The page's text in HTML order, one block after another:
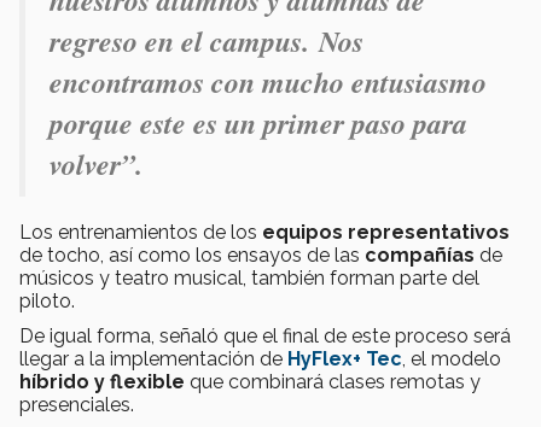
regreso en el campus. Nos
encontramos con mucho entusiasmo
porque este es un primer paso para
volver”.
Los entrenamientos de los equipos representativos
de tocho, así como los ensayos de las compañías de
músicos y teatro musical, también forman parte del
piloto.
De igual forma, señaló que el final de este proceso será
llegar a la implementación de HyFlex+ Tec, el modelo
híbrido y flexible que combinará clases remotas y
presenciales.